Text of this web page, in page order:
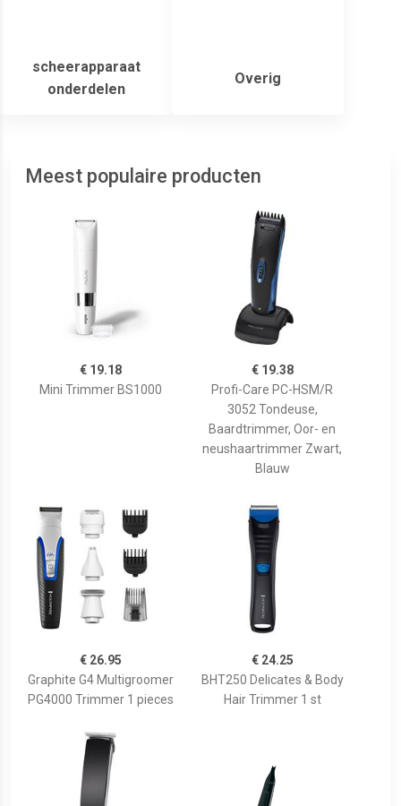
scheerapparaat
onderdelen
Overig
Meest populaire producten
€ 19.18
Mini Trimmer BS1000
€ 19.38
Profi-Care PC-HSM/R
3052 Tondeuse,
Baardtrimmer, Oor- en
neushaartrimmer Zwart,
Blauw
€ 26.95
Graphite G4 Multigroomer
PG4000 Trimmer 1 pieces
€ 24.25
BHT250 Delicates & Body
Hair Trimmer 1 st